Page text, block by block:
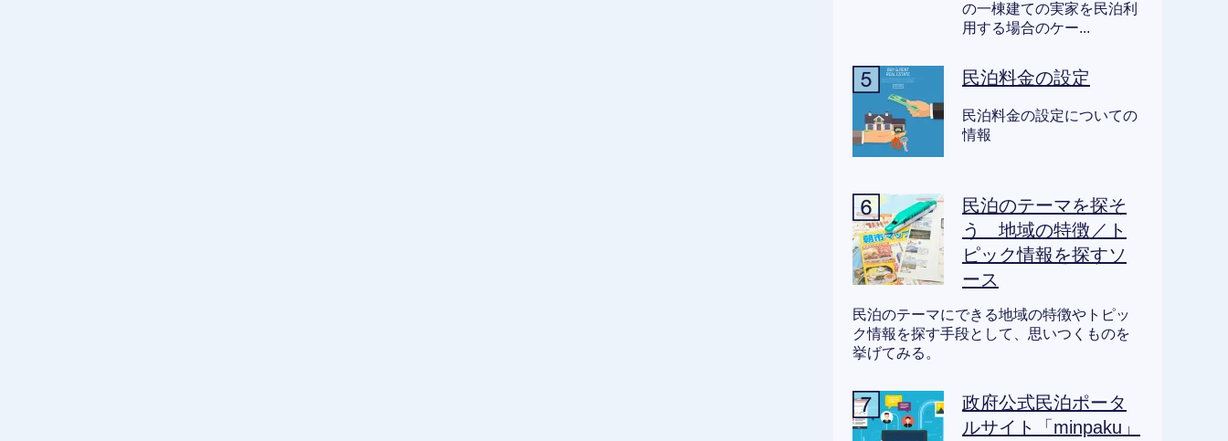
の一棟建ての実家を民泊利
用する場合のケー...
民泊料金の設定
民泊料金の設定についての
情報
民泊のテーマを探そ
う 地域の特徴／ト
ピック情報を探すソ
ース
民泊のテーマにできる地域の特徴やトピッ
ク情報を探す手段として、思いつくものを
挙げてみる。
政府公式民泊ポータ
ルサイト「minpaku」